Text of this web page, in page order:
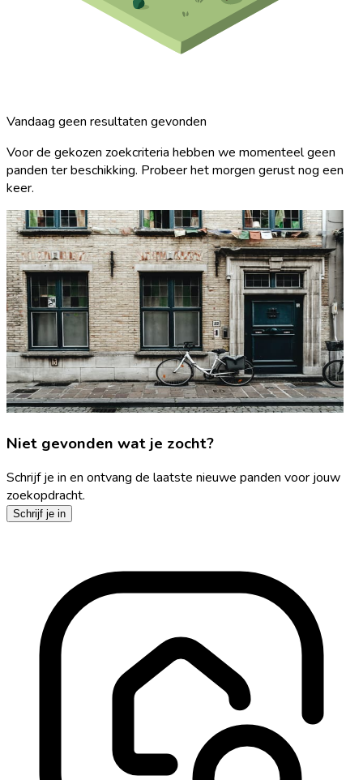
Vandaag geen resultaten gevonden
Voor de gekozen zoekcriteria hebben we momenteel geen
panden ter beschikking. Probeer het morgen gerust nog een
keer.
Niet gevonden wat je zocht?
Schrijf je in en ontvang de laatste nieuwe panden voor jouw
zoekopdracht.
Schrijf je in